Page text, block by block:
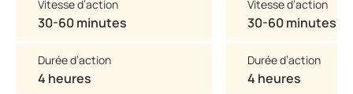
Vitesse d’action
30-60 minutes
Durée d’action
4 heures
Vitesse d’action
30-60 minutes
Durée d’action
4 heures